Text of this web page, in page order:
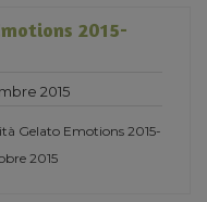
2015-
2015
Gelato Emotions 2015-
2015